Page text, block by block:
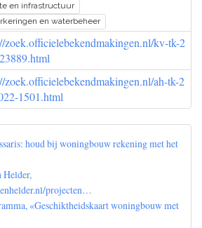
en infrastructuur
en waterbeheer
zoek.officielebekendmakingen.nl/kv-tk-2
zoek.officielebekendmakingen.nl/ah-tk-2
1501.html
houd bij woningbouw rekening met het
Helder,
projecten…
«Geschiktheidskaart woningbouw met